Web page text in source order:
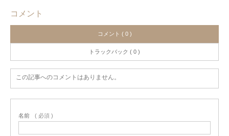
コメント
コメント ( 0 )
トラックバック ( 0 )
この記事へのコメントはありません。
名前 ( 必須 )